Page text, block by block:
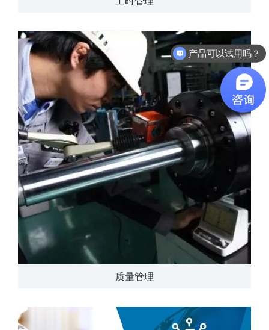
质量管理
产品可以试用吗？
软件有折扣吗？